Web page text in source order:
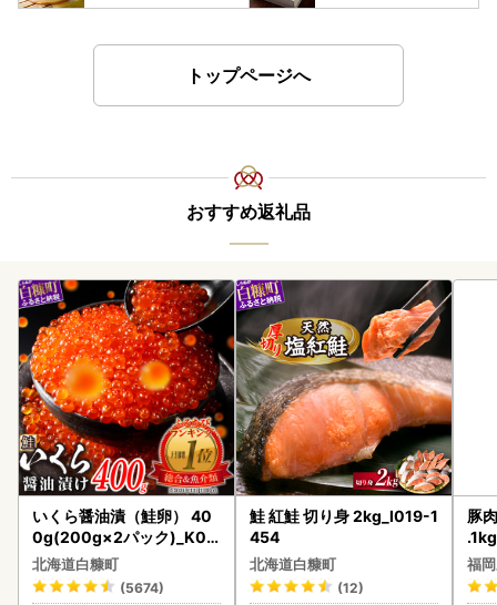
トップページへ
おすすめ返礼品
いくら醤油漬（鮭卵） 40
0g(200g×2パック)_K02
2-1676
北海道白糠町
(5674)
鮭 紅鮭 切り身 2kg_I019-1
454
北海道白糠町
(12)
豚
福